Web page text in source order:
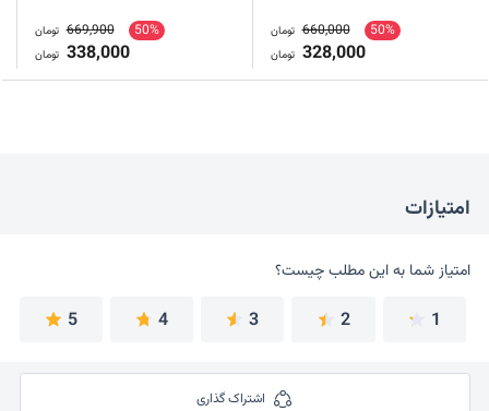
50%
660,000 تومان
328,000 تومان
50%
669,900 تومان
338,000 تومان
امتیازات
امتیاز شما به این مطلب چیست؟
امتیاز شما به این مطلب چیست؟
1
2
3
4
5
اشتراک گذاری